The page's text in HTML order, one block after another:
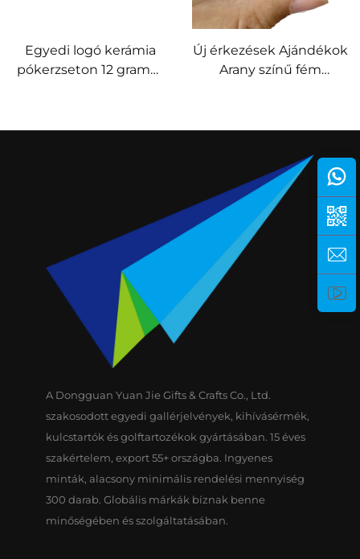
Egyedi logó kerámia
pókerzseton 12 gramm
kaszinó zseton
Új érkezések Ajándékok
Arany színű fém
zománc logóval Emlék
pókerzseton
A Dongguan Yuan Jie Gifts & Crafts Co., Ltd.
szakosodott egyedi gallérjelvények, kihívásérmék,
kulcstartók és golftartozékok gyártásában. 15 éves
szakértelem, export 55+ országba. Ingyenes
minták, alacsony minimális rendelési mennyiség
300 darab. Globális márkák bíznak benne
minőségében és szolgáltatásában.